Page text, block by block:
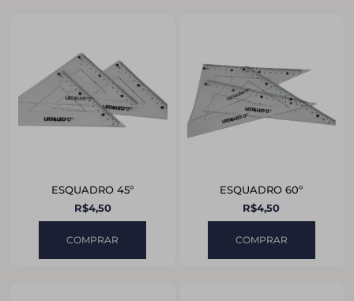
ESQUADRO 45º
R$4,50
COMPRAR
ESQUADRO 60º
R$4,50
COMPRAR